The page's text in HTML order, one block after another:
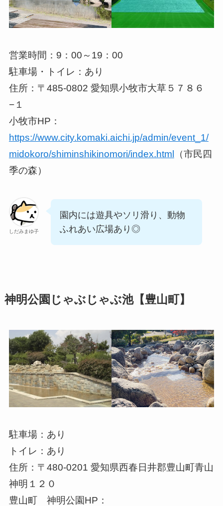
営業時間：9：00～19：00
駐車場・トイレ：あり
住所：〒485-0802 愛知県小牧市大草５７８６
−１
小牧市HP：
https://www.city.komaki.aichi.jp/admin/event_1/
midokoro/shiminshikinomori/index.html （市民四
季の森）
しだみまゆ子
園内には遊具やソリ滑り、動物
ふれあい広場あり◎
神明公園じゃぶじゃぶ池【豊山町】
駐車場：あり
トイレ：あり
住所：〒480-0201 愛知県西春日井郡豊山町青山
神明１２０
豊山町 神明公園HP：